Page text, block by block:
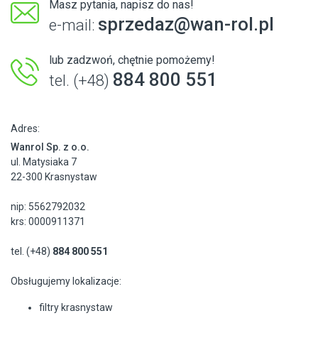
Masz pytania, napisz do nas!
e-mail: sprzedaz@wan-rol.pl
lub zadzwoń, chętnie pomożemy!
tel. (+48) 884 800 551
Adres:
Wanrol Sp. z o.o.
ul. Matysiaka 7
22-300 Krasnystaw
nip: 5562792032
krs: 0000911371
tel. (+48) 884 800 551
Obsługujemy lokalizacje:
filtry krasnystaw